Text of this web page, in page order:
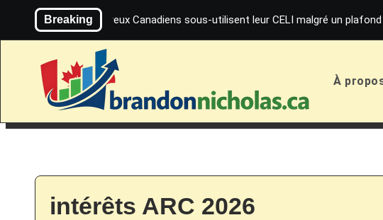
BreakingDe nombreux Canadiens sous-utilisent leur CELI malgré un
À
intérêts ARC 2026